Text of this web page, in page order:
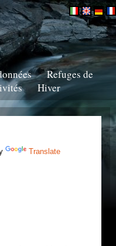
Refuges de
Hiver
Translate